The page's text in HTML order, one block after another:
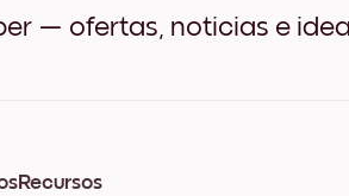
— ofertas, noticias e
Recursos